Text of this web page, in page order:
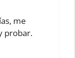
me
probar.